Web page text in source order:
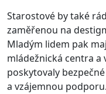
Starostové by také
zaměřenou na
Mladým lidem pak
mládežnická centra a
poskytovaly
a vzájemnou podporu.